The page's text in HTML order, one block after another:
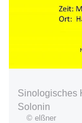
Sinologisches
Solonin
© elßner